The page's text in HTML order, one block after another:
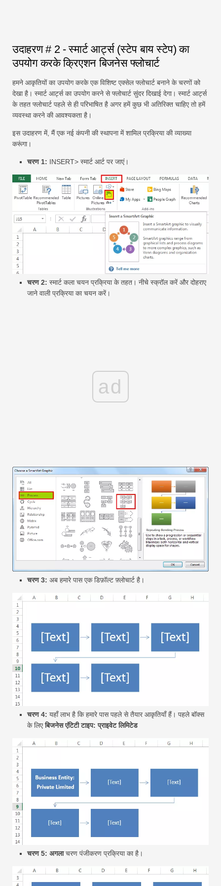
उदाहरण # 2 - स्मार्ट आर्ट्स (स्टेप बाय स्टेप) का
उपयोग करके क्रिएशन बिजनेस फ्लोचार्ट
हमने आकृतियों का उपयोग करके एक विशिष्ट एक्सेल फ्लोचार्ट बनाने के चरणों को
देखा है। स्मार्ट आर्ट्स का उपयोग करने से फ्लोचार्ट सुंदर दिखाई देगा। स्मार्ट आर्ट्स
के तहत फ्लोचार्ट पहले से ही परिभाषित है अगर हमें कुछ भी अतिरिक्त चाहिए तो हमें
व्यवस्था करने की आवश्यकता है।
इस उदाहरण में, मैं एक नई कंपनी की स्थापना में शामिल प्रक्रिया की व्याख्या
करूंगा।
चरण 1: INSERT> स्मार्ट आर्ट पर जाएं।
चरण 2: स्मार्ट कला चयन प्रक्रिया के तहत। नीचे स्क्रॉल करें और दोहराए
जाने वाली प्रक्रिया का चयन करें।
ad
चरण 3: अब हमारे पास एक डिफ़ॉल्ट फ़्लोचार्ट है।
चरण 4: यहाँ लाभ है कि हमारे पास पहले से तैयार आकृतियाँ हैं। पहले बॉक्स
के लिएबिजनेस एंटिटी टाइप: प्राइवेट लिमिटेड
चरण 5: अगलाचरण पंजीकरण प्रक्रिया का है।